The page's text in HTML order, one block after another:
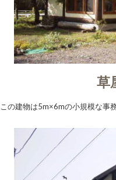
草
この建物は5m×6mの小規模な事